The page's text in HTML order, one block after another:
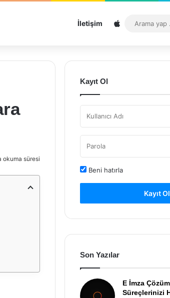
İletişim Sitemap
okuma süresi
Kayıt Ol
Beni hatırla
Kayıt Ol
Son Yazılar
E İmza
Süreçlerinizi